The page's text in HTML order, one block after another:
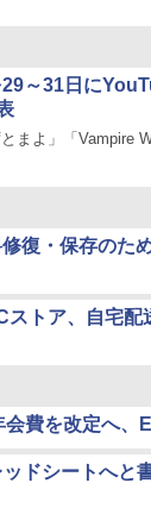
29～31日に
とまよ」「Vampire
復・保存のた
トア、自宅
費を改定へ、
ドシートへと